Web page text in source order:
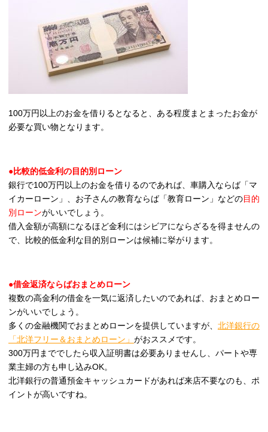
100万円以上のお金を借りるとなると、ある程度まとまったお金が
必要な買い物となります。
●比較的低金利の目的別ローン
銀行で100万円以上のお金を借りるのであれば、車購入ならば「マ
イカーローン」、お子さんの教育ならば「教育ローン」などの目的
別ローンがいいでしょう。
借入金額が高額になるほど金利にはシビアにならざるを得ませんの
で、比較的低金利な目的別ローンは候補に挙がります。
●借金返済ならばおまとめローン
複数の高金利の借金を一気に返済したいのであれば、おまとめロー
ンがいいでしょう。
多くの金融機関でおまとめローンを提供していますが、 北洋銀行の
「北洋フリー＆おまとめローン」 がおススメです。
300万円まででしたら収入証明書は必要ありませんし、パートや専
業主婦の方も申し込みOK。
北洋銀行の普通預金キャッシュカードがあれば来店不要なのも、ポ
イントが高いですね。